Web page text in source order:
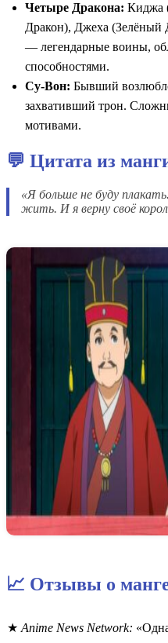
Четыре Дракона: Киджа
Дракон), Джеха (Зелёный
— легендарные воины,
способностями.
Су-Вон: Бывший
захвативший трон.
мотивами.
💬 Цитата из
«Я больше не буду
жить. И я верну своё
📈 Отзывы о
Anime News Network: